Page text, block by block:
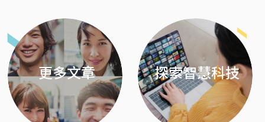
更多文章 探索智慧科技